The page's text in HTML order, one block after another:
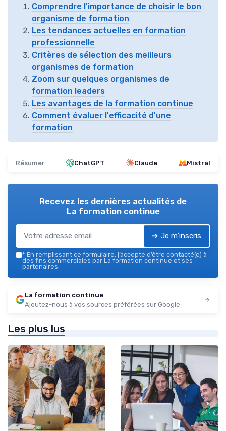
Comprendre l'importance de choisir le bon
organisme de formation
Les tendances actuelles en formation
professionnelle
Critères de sélection des meilleurs
organismes de formation
Zoom sur quelques organismes de
formation leaders
Les avantages de la formation continue
Comment évaluer l'efficacité d'une
formation
Résumer ChatGPT Claude Mistral
Recevez les dernières actualités de
La formation continue
➔ Je m'inscris
* En remplissant ce formulaire, j’accepte d’être contacté(e) à
des fins commerciales par La formation continue et ses
partenaires.
La formation continue
Ajoutez-nous à vos sources préférées sur Google
Les plus lus